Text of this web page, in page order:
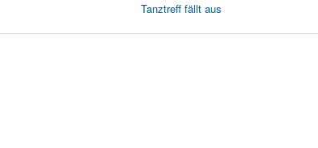
Tanztreff fällt aus